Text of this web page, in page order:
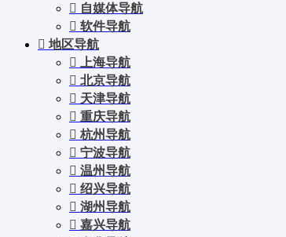
自媒体导航
软件导航
地区导航
上海导航
北京导航
天津导航
重庆导航
杭州导航
宁波导航
温州导航
绍兴导航
湖州导航
嘉兴导航